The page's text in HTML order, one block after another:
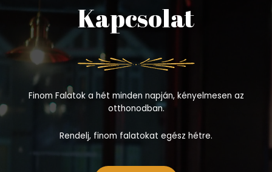
Kapcsolat
Finom Falatok a hét minden napján, kényelmesen az
otthonodban.
Rendelj, finom falatokat egész hétre.